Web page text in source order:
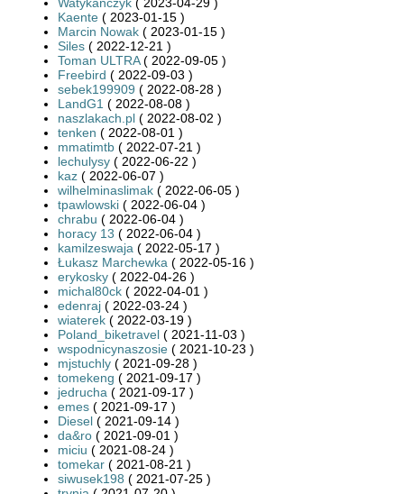
Kaente ( 2023-01-15 )
Marcin Nowak ( 2023-01-15 )
Siles ( 2022-12-21 )
Toman ULTRA( 2022-09-05 )
Freebird ( 2022-09-03 )
sebek199909 ( 2022-08-28 )
LandG1 ( 2022-08-08 )
naszlakach.pl ( 2022-08-02 )
tenken ( 2022-08-01 )
mmatimtb ( 2022-07-21 )
lechulysy ( 2022-06-22 )
kaz ( 2022-06-07 )
wilhelminaslimak ( 2022-06-05 )
tpawlowski ( 2022-06-04 )
chrabu ( 2022-06-04 )
horacy 13 ( 2022-06-04 )
kamilzeswaja ( 2022-05-17 )
Łukasz Marchewka ( 2022-05-16 )
erykosky ( 2022-04-26 )
michal80ck ( 2022-04-01 )
edenraj ( 2022-03-24 )
wiaterek ( 2022-03-19 )
Poland_biketravel ( 2021-11-03 )
wspodnicynaszosie ( 2021-10-23 )
mjstuchly ( 2021-09-28 )
tomekeng ( 2021-09-17 )
jedrucha ( 2021-09-17 )
emes ( 2021-09-17 )
Diesel ( 2021-09-14 )
da&ro ( 2021-09-01 )
miciu ( 2021-08-24 )
tomekar ( 2021-08-21 )
siwusek198 ( 2021-07-25 )